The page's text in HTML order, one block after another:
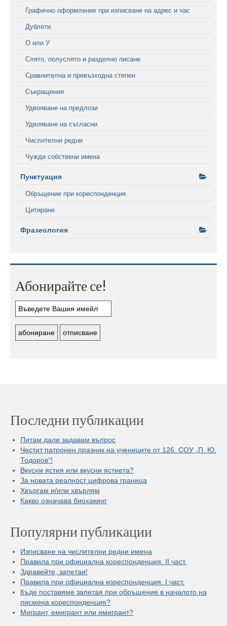
Графично оформление при изписване на адрес и час
Дублети
О или У
Слято, полуслято и разделно писане
Сравнителна и превъзходна степен
Съкращения
Удвояване на предлози
Удвояване на съгласни
Числителни редни
Чужди собствени имена
Пунктуация
Обръщение при кореспонденция
Цитиране
Фразеология
Абонирайте се!
Последни публикации
Питам дали задавам въпрос
Честит патронен празник на учениците от 126. СОУ „П. Ю.
Тодоров“!
Вкусни ястия или вкусни ястиета?
За новата реалност цифрова граница
Хвъргам и/или хвърлям
Какво означава биохакинг
Популярни публикации
Изписване на числителни редни имена
Правила при официална кореспонденция. II част.
Здравейте, запетаи!
Правила при официална кореспонденция. I част.
Къде поставяме запетая при обръщение в началото на
писмена кореспонденция?
Мигрант, емигрант или имигрант?